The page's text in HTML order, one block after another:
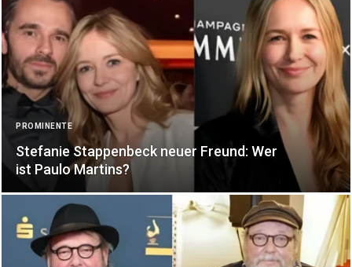
PROMINENTE
Stefanie Stappenbeck neuer Freund: Wer
ist Paulo Martins?